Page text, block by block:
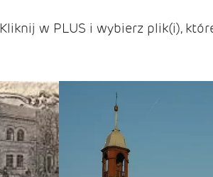
Kliknij w PLUS i wybierz plik(i),